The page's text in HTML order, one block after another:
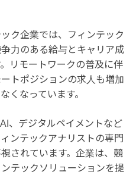
ク企業では、フィンテック
力のある給与とキャリア成
リモートワークの普及に伴
トポジションの求人も増加
くなっています。
、デジタルペイメントなど
ンテックアナリストの専門
されています。企業は、競
テックソリューションを提